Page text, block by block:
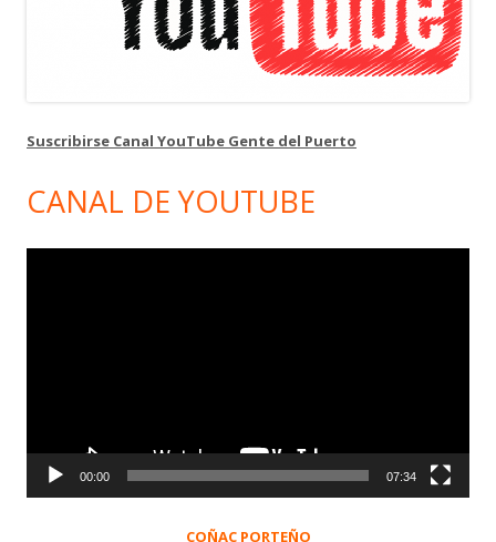
Suscribirse Canal YouTube Gente del Puerto
CANAL DE YOUTUBE
00:00 07:34
COÑAC PORTEÑO